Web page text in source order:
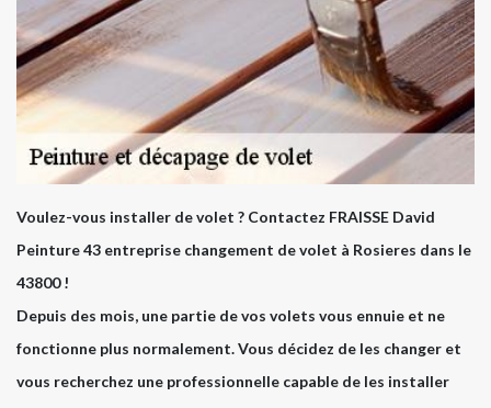
Voulez-vous installer de volet ? Contactez FRAISSE David
Peinture 43 entreprise changement de volet à Rosieres dans le
43800 !
Depuis des mois, une partie de vos volets vous ennuie et ne
fonctionne plus normalement. Vous décidez de les changer et
vous recherchez une professionnelle capable de les installer